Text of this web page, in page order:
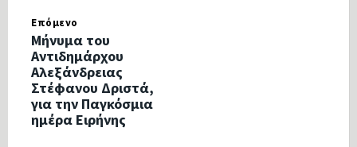
Επόμενο
Μήνυμα του
Αντιδημάρχου
Αλεξάνδρειας
Στέφανου Δριστά,
για την Παγκόσμια
ημέρα Ειρήνης